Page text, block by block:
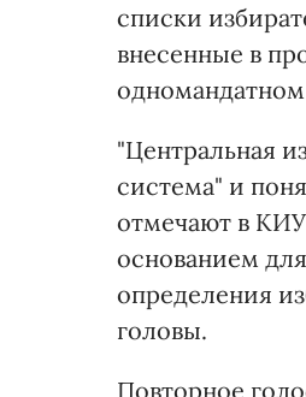
списки
внесенные в
"Центральная
система" и
отмечают в
основанием
определения
головы.
Повторное